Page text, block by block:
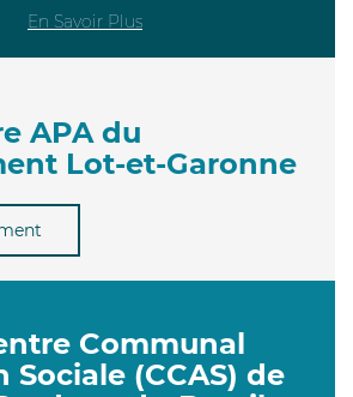
En Savoir Plus
APA du
Lot-et-Garonne
Communal
Sociale (CCAS) de